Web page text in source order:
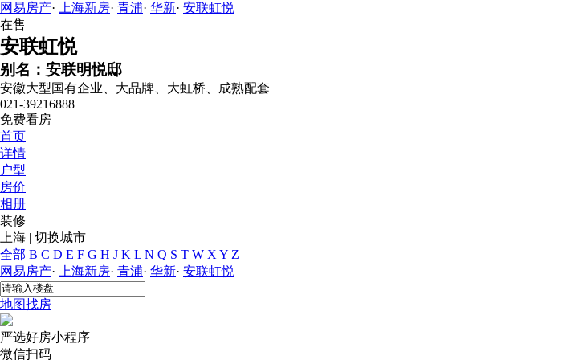
网易房产· 上海新房· 青浦· 华新· 安联虹悦
在售
安联虹悦
别名：安联明悦邸
安徽大型国有企业、大品牌、大虹桥、成熟配套
021-39216888
免费看房
首页
详情
户型
房价
相册
装修
上海 | 切换城市
全部 B C D E F G H J K L N Q S T W X Y Z
网易房产· 上海新房· 青浦· 华新· 安联虹悦
地图找房
严选好房小程序
微信扫码